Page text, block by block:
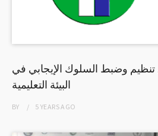
وضبط السلوك الإيجابي في
البيئة التعليمية
BY 5 YEARSAGO